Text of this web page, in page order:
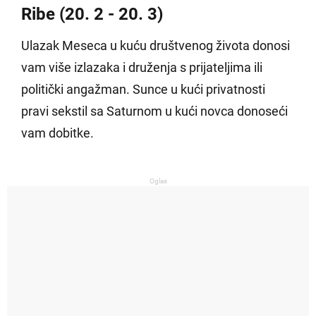
Ribe (20. 2 - 20. 3)
Ulazak Meseca u kuću društvenog života donosi
vam više izlazaka i druženja s prijateljima ili
politički angažman. Sunce u kući privatnosti
pravi sekstil sa Saturnom u kući novca donoseći
vam dobitke.
Oglas